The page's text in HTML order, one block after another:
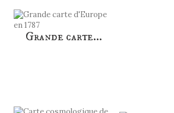
Grande carte...